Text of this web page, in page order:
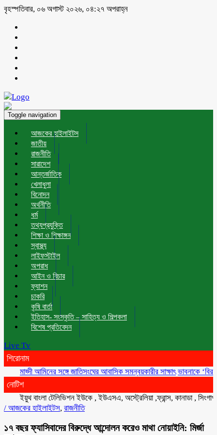
বৃহস্পতিবার, ০৬ অগাস্ট ২০২৬, ০৪:২৭ অপরাহ্ন
Toggle navigation
আজকের হাইলাইটস
জাতীয়
রাজনীতি
সারাদেশ
আন্তর্জাতিক
খেলাধুলা
বিনোদন
অর্থনীতি
ধর্ম
তথ্যপ্রযুক্তি
শিক্ষা ও শিক্ষাঙ্গন
স্বাস্থ্য
লাইফস্টাইল
অপরাধ
আইন ও বিচার
ফ্যাশন
চাকরি
কৃষি বার্তা
ইতিহাস- সংস্কৃতি – সাহিত্য ও শিল্পকলা
বিশেষ প্রতিবেদন
Live Tv
শিরোনাম
মাহ্দী আমিনের সঙ্গে জাতিসংঘের আবাসিক সমন্বয়কারীর সাক্ষাৎ ভাবনাকে ‘বিরল
নোটিশ
ইয়ুথ বাংলা টেলিভিশন ইউকে , ইউএসএ, অস্ট্রেলিয়া ,ফ্রান্স, কানাডা , সিংগাপুর ,
/ আজকের হাইলাইটস, রাজনীতি
১৭ বছর ফ্যাসিবাদের বিরুদ্ধে আন্দোলন করেও মাথা নোয়াইনি: মির্জা